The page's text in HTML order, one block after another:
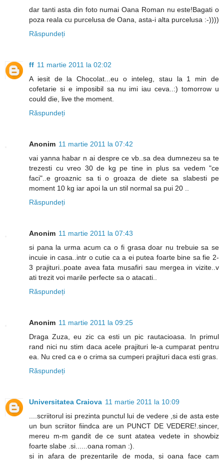
dar tanti asta din foto numai Oana Roman nu este!Bagati o
poza reala cu purcelusa de Oana, asta-i alta purcelusa :-))))
Răspundeți
ff 11 martie 2011 la 02:02
A iesit de la Chocolat...eu o inteleg, stau la 1 min de
cofetarie si e imposibil sa nu imi iau ceva..:) tomorrow u
could die, live the moment.
Răspundeți
Anonim 11 martie 2011 la 07:42
vai yanna habar n ai despre ce vb..sa dea dumnezeu sa te
trezesti cu vreo 30 de kg pe tine in plus sa vedem "ce
faci"..e groaznic sa ti o groaza de diete sa slabesti pe
moment 10 kg iar apoi la un stil normal sa pui 20 ..
Răspundeți
Anonim 11 martie 2011 la 07:43
si pana la urma acum ca o fi grasa doar nu trebuie sa se
incuie in casa..intr o cutie ca a ei putea foarte bine sa fie 2-
3 prajituri..poate avea fata musafiri sau mergea in vizite..v
ati trezit voi marile perfecte sa o atacati..
Răspundeți
Anonim 11 martie 2011 la 09:25
Draga Zuza, eu zic ca esti un pic rautacioasa. In primul
rand nici nu stim daca acele prajituri le-a cumparat pentru
ea. Nu cred ca e o crima sa cumperi prajituri daca esti gras.
Răspundeți
Universitatea Craiova 11 martie 2011 la 10:09
....scriitorul isi prezinta punctul lui de vedere ,si de asta este
un bun scriitor fiindca are un PUNCT DE VEDERE!.sincer,
mereu m-m gandit de ce sunt atatea vedete in showbiz
foarte slabe .si......oana roman :).
si in afara de prezentarile de moda, si oana face cam